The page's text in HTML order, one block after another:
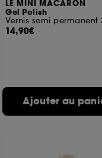
LE MINI MACARON
Gel Polish
Vernis semi permanent
14,90€
Ajouter au